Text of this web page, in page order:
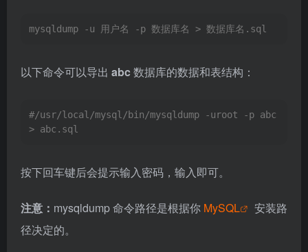
mysqldump -u 用户名 -p 数据库名 > 数据库名.sql
以下命令可以导出 abc 数据库的数据和表结构：
#/usr/local/mysql/bin/mysqldump -uroot -p abc
> abc.sql
按下回车键后会提示输入密码，输入即可。
注意： mysqldump 命令路径是根据你 MySQL
安装路
径决定的。